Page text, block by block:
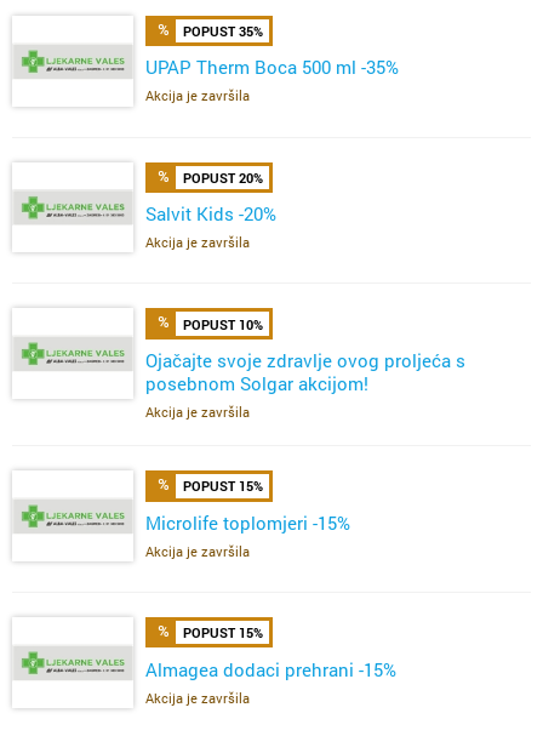
POPUST 35%
UPAP Therm Boca 500 ml -35%
Akcija je završila
POPUST 20%
Salvit Kids -20%
Akcija je završila
POPUST 10%
Ojačajte svoje zdravlje ovog proljeća s
posebnom Solgar akcijom!
Akcija je završila
POPUST 15%
Microlife toplomjeri -15%
Akcija je završila
POPUST 15%
Almagea dodaci prehrani -15%
Akcija je završila